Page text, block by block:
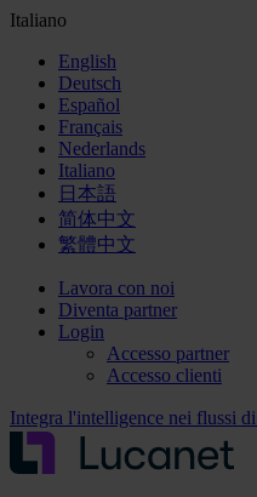
Italiano
English
Deutsch
Español
Français
Nederlands
Italiano
日本語
简体中文
繁體中文
Lavora con noi
Diventa partner
Login
Accesso partner
Accesso clienti
Integra l'intelligence nei flussi